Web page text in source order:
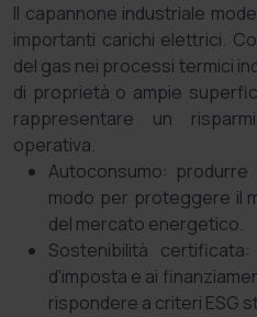
Il capannone industriale
importanti carichi elettrici.
del gas nei processi termici
di proprietà o ampie
rappresentare un
operativa.
Autoconsumo:
modo per proteggere il
del mercato energetico.
Sostenibilità
d'imposta e ai
rispondere a criteri ESG